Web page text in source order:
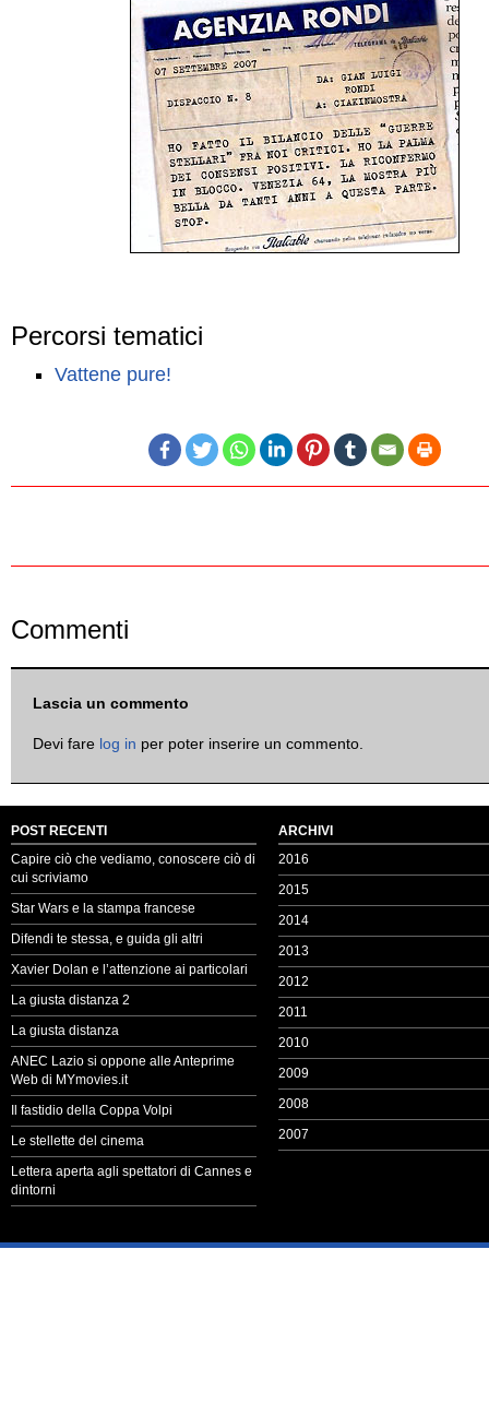
Percorsi tematici
Vattene pure!
Commenti
Lascia un commento
Devi fare log in per poter inserire un commento.
POST RECENTI
Capire ciò che vediamo, conoscere ciò di
cui scriviamo
Star Wars e la stampa francese
Difendi te stessa, e guida gli altri
Xavier Dolan e l’attenzione ai particolari
La giusta distanza 2
La giusta distanza
ANEC Lazio si oppone alle Anteprime
Web di MYmovies.it
Il fastidio della Coppa Volpi
Le stellette del cinema
Lettera aperta agli spettatori di Cannes e
dintorni
ARCHIVI
2016
2015
2014
2013
2012
2011
2010
2009
2008
2007